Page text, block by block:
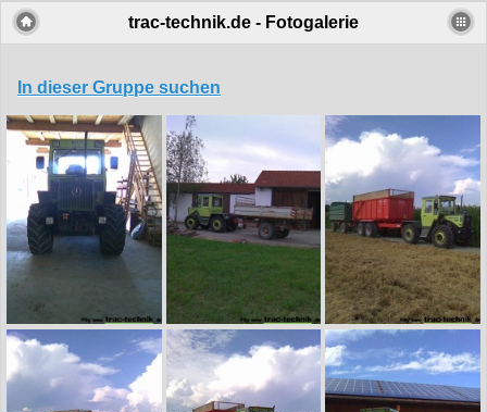
trac-technik.de - Fotogalerie
In dieser Gruppe suchen